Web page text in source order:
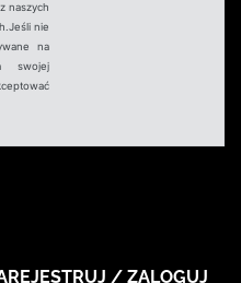
naszych
nie
na
swojej
/ ZALOGUJ